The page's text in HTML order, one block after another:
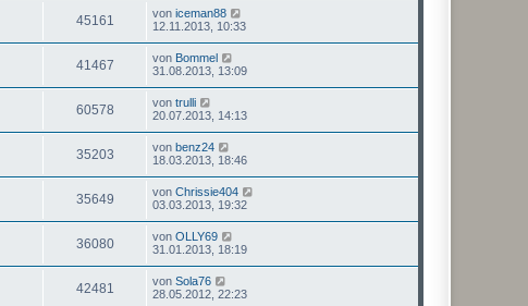
45161 von iceman88
12.11.2013, 10:33
41467 von Bommel
31.08.2013, 13:09
60578 von trulli
20.07.2013, 14:13
35203 von benz24
18.03.2013, 18:46
35649 von Chrissie404
03.03.2013, 19:32
36080 von OLLY69
31.01.2013, 18:19
42481 von Sola76
28.05.2012, 22:23